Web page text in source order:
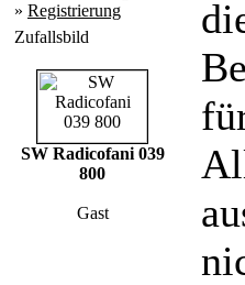
» Registrierung
Zufallsbild
SW Radicofani 039
800
Gast